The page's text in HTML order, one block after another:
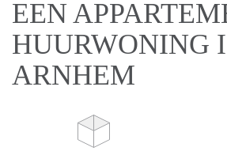
EEN
HUURWONING
ARNHEM